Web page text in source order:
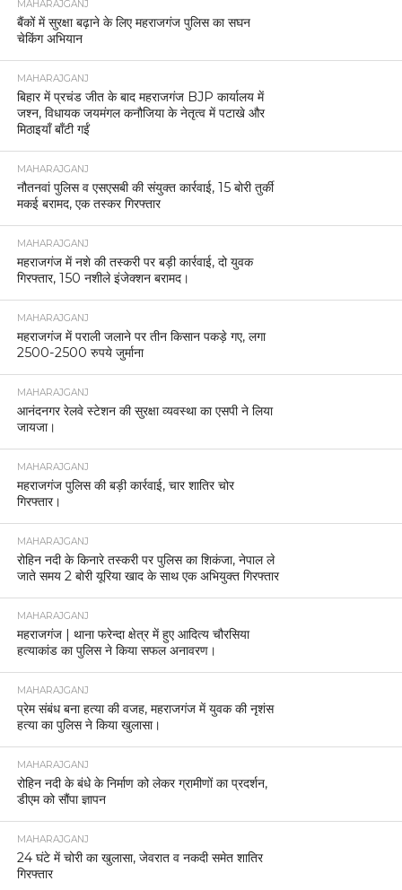
MAHARAJGANJ
बैंकों में सुरक्षा बढ़ाने के लिए महराजगंज पुलिस का सघन
चेकिंग अभियान
MAHARAJGANJ
बिहार में प्रचंड जीत के बाद महराजगंज BJP कार्यालय में
जश्न, विधायक जयमंगल कनौजिया के नेतृत्व में पटाखे और
मिठाइयाँ बाँटी गईं
MAHARAJGANJ
नौतनवां पुलिस व एसएसबी की संयुक्त कार्रवाई, 15 बोरी तुर्की
मकई बरामद, एक तस्कर गिरफ्तार
MAHARAJGANJ
महराजगंज में नशे की तस्करी पर बड़ी कार्रवाई, दो युवक
गिरफ्तार, 150 नशीले इंजेक्शन बरामद।
MAHARAJGANJ
महराजगंज में पराली जलाने पर तीन किसान पकड़े गए, लगा
2500-2500 रुपये जुर्माना
MAHARAJGANJ
आनंदनगर रेलवे स्टेशन की सुरक्षा व्यवस्था का एसपी ने लिया
जायजा।
MAHARAJGANJ
महराजगंज पुलिस की बड़ी कार्रवाई, चार शातिर चोर
गिरफ्तार।
MAHARAJGANJ
रोहिन नदी के किनारे तस्करी पर पुलिस का शिकंजा, नेपाल ले
जाते समय 2 बोरी यूरिया खाद के साथ एक अभियुक्त गिरफ्तार
MAHARAJGANJ
महराजगंज | थाना फरेन्दा क्षेत्र में हुए आदित्य चौरसिया
हत्याकांड का पुलिस ने किया सफल अनावरण।
MAHARAJGANJ
प्रेम संबंध बना हत्या की वजह, महराजगंज में युवक की नृशंस
हत्या का पुलिस ने किया खुलासा।
MAHARAJGANJ
रोहिन नदी के बंधे के निर्माण को लेकर ग्रामीणों का प्रदर्शन,
डीएम को सौंपा ज्ञापन
MAHARAJGANJ
24 घंटे में चोरी का खुलासा, जेवरात व नकदी समेत शातिर
गिरफ्तार